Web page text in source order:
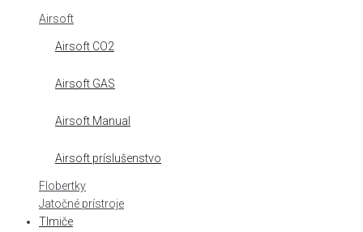
Airsoft
Airsoft CO2
Airsoft GAS
Airsoft Manual
Airsoft príslušenstvo
Flobertky
Jatočné prístroje
Tlmiče